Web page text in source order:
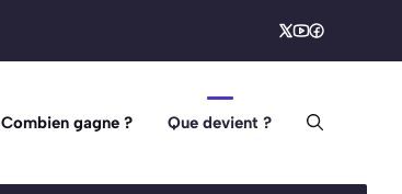
Combien gagne ? Que devient ?